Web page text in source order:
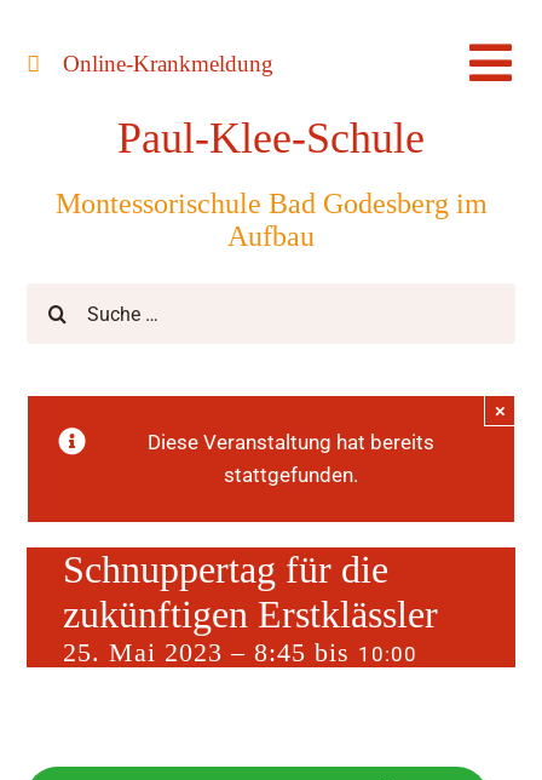
nach:
Paul-Klee-Schule
Montessorischule Bad Godesberg im
Aufbau
Online-Krankmeldung
Diese Veranstaltung hat bereits
stattgefunden.
×
Schnuppertag für die
zukünftigen Erstklässler
25. Mai 2023 – 8:45 bis 10:00